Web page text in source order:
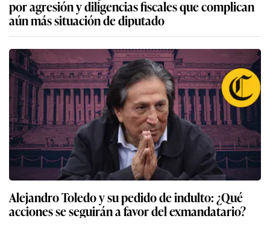
por agresión y diligencias fiscales que complican
aún más situación de diputado
Alejandro Toledo y su pedido de indulto: ¿Qué
acciones se seguirán a favor del exmandatario?